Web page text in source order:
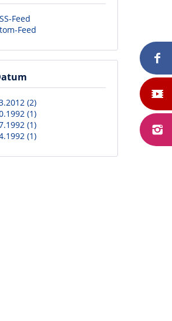
Feed
Feed
(2)
(1)
(1)
(1)